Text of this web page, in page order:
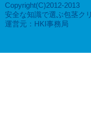
Copyright(C)2012-2013
安全な知識で選ぶ包茎ク
運営元：HKI事務局